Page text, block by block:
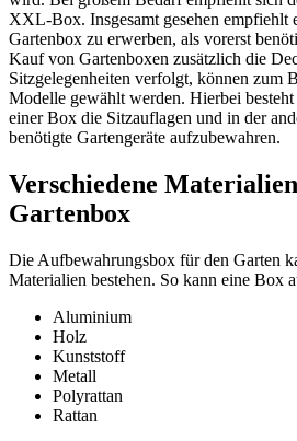
XXL-Box. Insgesamt gesehen empfiehlt
Gartenbox zu erwerben, als vorerst
Kauf von Gartenboxen zusätzlich die
Sitzgelegenheiten verfolgt, können zum
Modelle gewählt werden. Hierbei
einer Box die Sitzauflagen und in der
benötigte Gartengeräte aufzubewahren.
Verschiedene
Gartenbox
Die Aufbewahrungsbox für den Garten
Materialien bestehen. So kann eine Box
Aluminium
Holz
Kunststoff
Metall
Polyrattan
Rattan